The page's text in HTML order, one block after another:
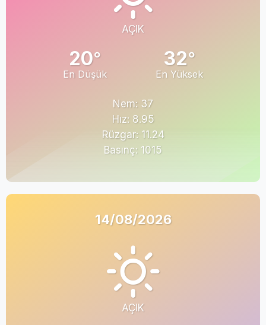
AÇIK
20°
En Düşük
32°
En Yüksek
Nem: 37
Hız: 8.95
Rüzgar: 11.24
Basınç: 1015
14/08/2026
AÇIK